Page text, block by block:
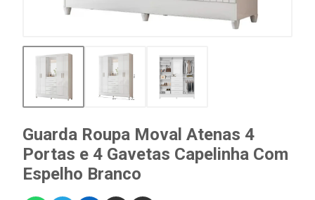
Guarda Roupa Moval Atenas 4
Portas e 4 Gavetas Capelinha Com
Espelho Branco